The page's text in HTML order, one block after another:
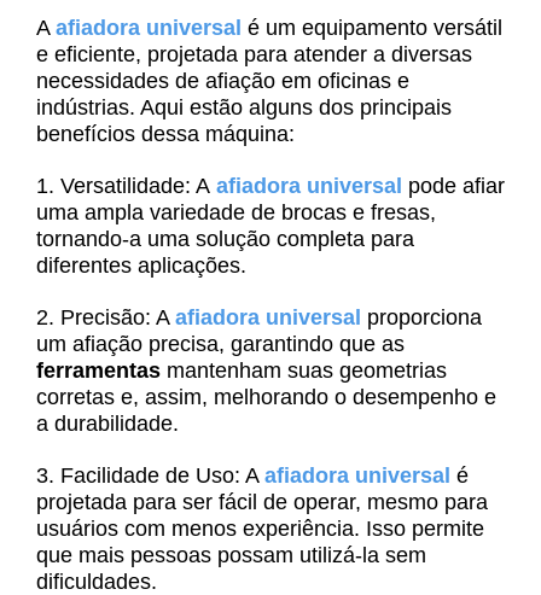
A afiadora universal é um equipamento versátil
e eficiente, projetada para atender a diversas
necessidades de afiação em oficinas e
indústrias. Aqui estão alguns dos principais
benefícios dessa máquina:
1. Versatilidade: A afiadora universal pode afiar
uma ampla variedade de brocas e fresas,
tornando-a uma solução completa para
diferentes aplicações.
2. Precisão: A afiadora universal proporciona
um afiação precisa, garantindo que as
ferramentas mantenham suas geometrias
corretas e, assim, melhorando o desempenho e
a durabilidade.
3. Facilidade de Uso: A afiadora universal é
projetada para ser fácil de operar, mesmo para
usuários com menos experiência. Isso permite
que mais pessoas possam utilizá-la sem
dificuldades.